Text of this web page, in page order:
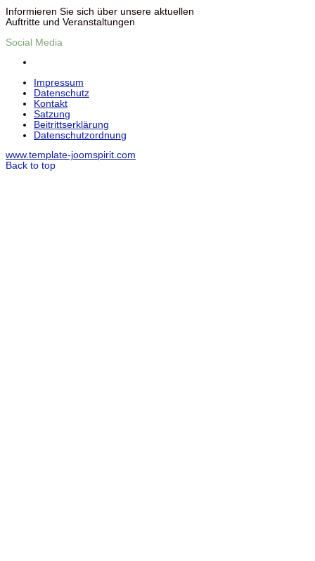
Informieren Sie sich über unsere aktuellen
Auftritte und Veranstaltungen
Social Media
Impressum
Datenschutz
Kontakt
Satzung
Beitrittserklärung
Datenschutzordnung
www.template-joomspirit.com
Back to top